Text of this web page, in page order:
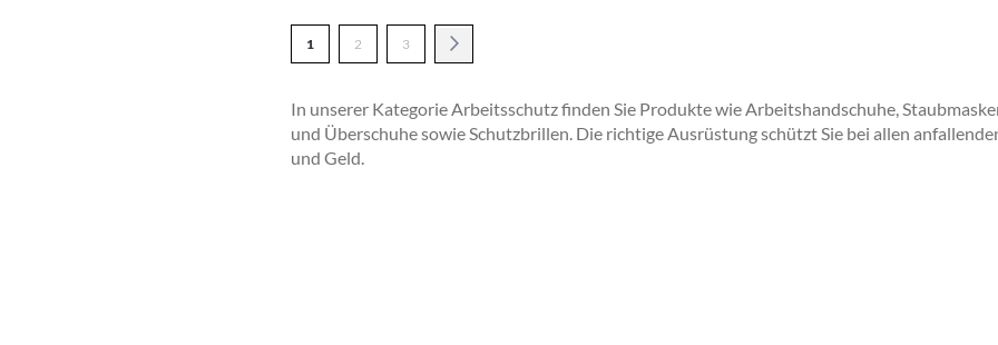
HINZUFÜGEN
Sie lesen gerade Seite
1 Seite
2 Seite
3
In unserer Kategorie Arbeitsschutz finden Sie Produkte wie Arbeitshandschuhe,
und Überschuhe sowie Schutzbrillen. Die richtige Ausrüstung schützt Sie bei allen
und Geld.